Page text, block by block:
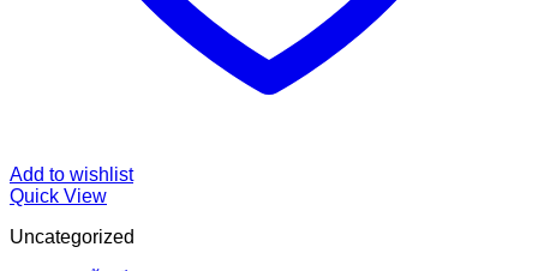
Add to wishlist
Quick View
Uncategorized